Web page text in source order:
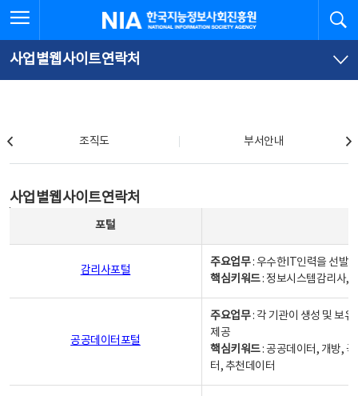
문
로
가
체
뉴
바
가
한국지능정보사회진흥원
사업별웹사이트연락처
조직도 부서안내
사업별웹사이트연락처
포털
감리사포털
주요업무: 우수한IT인력을 선발
핵심키워드: 정보시스템감리사,
공공데이터포털
주요업무: 각 기관이 생성 및 보
제공
핵심키워드: 공공데이터, 개방,
터, 추천데이터